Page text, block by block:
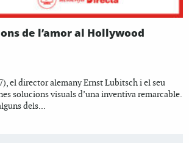
de l’amor al Hollywood
el director alemany Ernst Lubitsch i el seu
solucions visuals d’una inventiva remarcable.
dels...